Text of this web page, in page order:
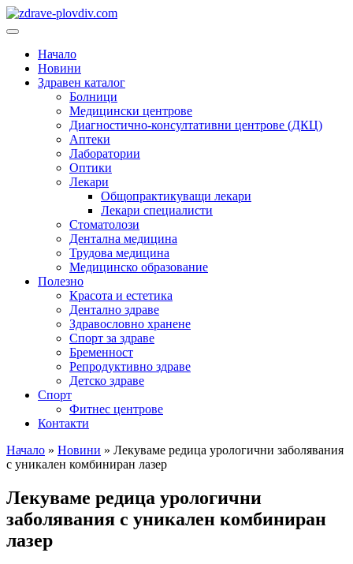
Преминете
към
Основно
Начало
Новини
Здравен каталог
Болници
Медицински центрове
Диагностично-консултативни центрове (ДКЦ)
Аптеки
Лаборатории
Оптики
Лекари
Общопрактикуващи лекари
Лекари специалисти
Стоматолози
Дентална медицина
Трудова медицина
Медицинско образование
Полезно
Красота и естетика
Дентално здраве
Здравословно хранене
Спорт за здраве
Бременност
Репродуктивно здраве
Детско здраве
Спорт
Фитнес центрове
Контакти
Начало » Новини » Лекуваме редица урологични заболявания
с уникален комбиниран лазер
Лекуваме редица урологични
заболявания с уникален комбиниран
лазер